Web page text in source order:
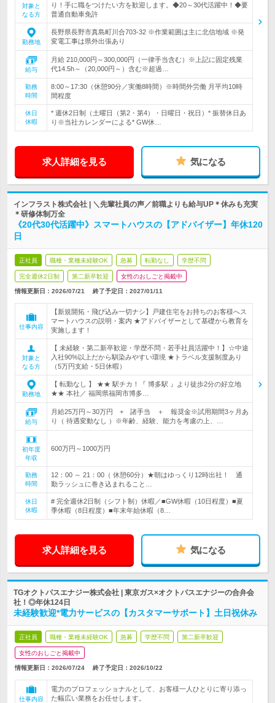
対象と
なる方
り！手に職をつけたい方を歓迎します。◆20～30代活躍中！◆要
普通自動車免許
勤務地
長野県長野市真島町川合703-32 ※作業範囲は主に北信地域 ※発
変電工事は県外出張あり
給与
月給 210,000円～300,000円（一律手当含む）※上記に固定残業
代14.5h～（20,000円～）含む※超過…
勤務
時間
8:00～17:30（休憩90分／実働8時間）※時間外労働 月平均10時
間程度
休日
休暇
* 週休2日制（土曜日（第2・第4）・日曜日・祝日）* 振替休日あ
り※当社カレンダーによる* GW休…
求人詳細を見る 気になる
インフラスト株式会社 | ＼先輩社員の声／前職よりも給与UP＊休みも充実
＊研修体制万全
《20代30代活躍中》スマートハウスの【アドバイザー】年休120
日
正社員 職種・業種未経験OK 急募 転勤なし 学歴不問
完全週休2日制 第二新卒歓迎 女性のおしごと掲載中
情報更新日：2026/07/21 終了予定日： 2027/01/11
仕事内容
【新規開拓・飛び込み一切ナシ】戸建住宅をお持ちのお客様へス
マートハウスの説明・案内 ★アドバイザーとして基礎から教育を
実施します！
対象と
なる方
【 未経験・第二新卒歓迎・学歴不問・若手社員活躍中！】☆中途
入社90%以上だから馴染みやすい環境 ★トラベル支援制度あり
（5万円支給・5日休暇）
勤務地
【 転勤なし 】 ★★ 駅チカ！『 博多駅 』より徒歩2分の好立地
★★ 本社／ 福岡県福岡市博多…
給与
月給25万円～30万円 + 諸手当 ＋ 報奨金※試用期間3ヶ月あ
り（ 待遇変動なし ）※年齢、経験、能力を考慮の上、…
初年度
年収
600万円～1000万円
勤務
時間
12：00 ～ 21：00（ 休憩60分）★朝はゆっくり12時出社！ 通
勤ラッシュに巻き込まれること…
休日
休暇
# 完全週休2日制（シフト制）休暇／■GW休暇（10日程度）■夏
季休暇（8日程度）■年末年始休暇（8…
求人詳細を見る 気になる
TGオクトパスエナジー株式会社 | 東京ガス×オクトパスエナジーの合弁会
社！◎年休124日
未経験歓迎*電力サービスの【カスタマーサポート】土日祝休み
正社員 職種・業種未経験OK 急募 学歴不問 第二新卒歓迎
女性のおしごと掲載中
情報更新日：2026/07/24 終了予定日： 2026/10/22
仕事内容
電力のプロフェッショナルとして、お客様一人ひとりに寄り添っ
た幅広い業務をお任せします。